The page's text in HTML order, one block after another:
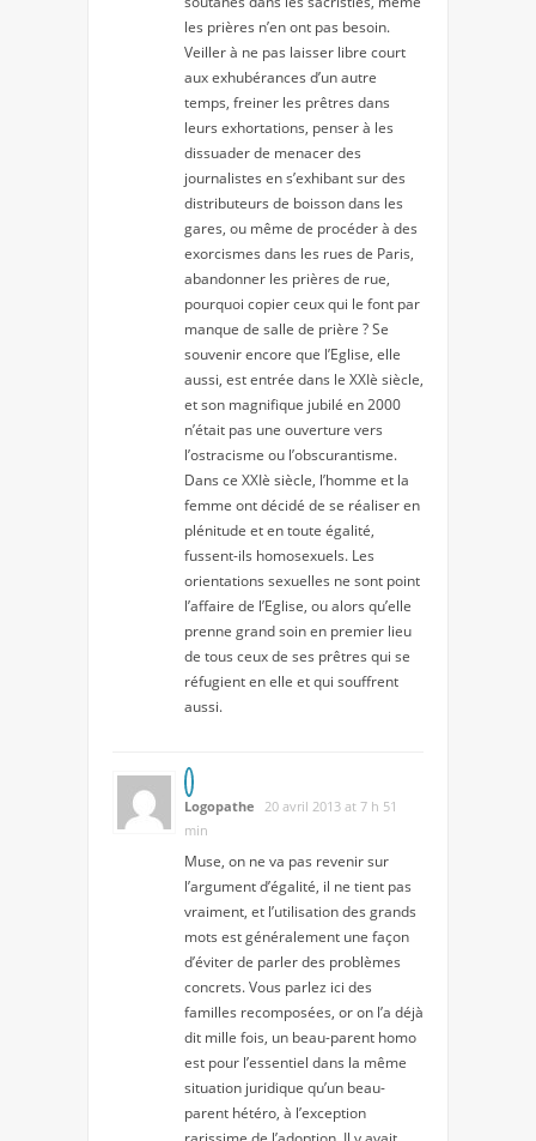
les prières n’en ont pas besoin.
Veiller à ne pas laisser libre court
aux exhubérances d’un autre
temps, freiner les prêtres dans
leurs exhortations, penser à les
dissuader de menacer des
journalistes en s’exhibant sur des
distributeurs de boisson dans les
gares, ou même de procéder à des
exorcismes dans les rues de Paris,
abandonner les prières de rue,
pourquoi copier ceux qui le font par
manque de salle de prière ? Se
souvenir encore que l’Eglise, elle
aussi, est entrée dans le XXIè siècle,
et son magnifique jubilé en 2000
n’était pas une ouverture vers
l’ostracisme ou l’obscurantisme.
Dans ce XXIè siècle, l’homme et la
femme ont décidé de se réaliser en
plénitude et en toute égalité,
fussent-ils homosexuels. Les
orientations sexuelles ne sont point
l’affaire de l’Eglise, ou alors qu’elle
prenne grand soin en premier lieu
de tous ceux de ses prêtres qui se
réfugient en elle et qui souffrent
aussi.
Logopathe
20 avril 2013 at 7 h 51
min
Muse, on ne va pas revenir sur
l’argument d’égalité, il ne tient pas
vraiment, et l’utilisation des grands
mots est généralement une façon
d’éviter de parler des problèmes
concrets. Vous parlez ici des
familles recomposées, or on l’a déjà
dit mille fois, un beau-parent homo
est pour l’essentiel dans la même
situation juridique qu’un beau-
parent hétéro, à l’exception